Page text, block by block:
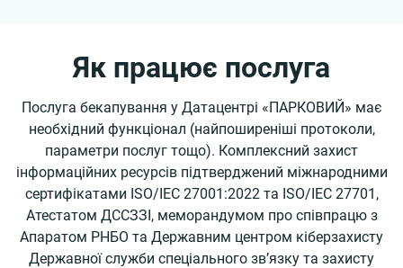
Як працює послуга
Послуга бекапування у Датацентрі «ПАРКОВИЙ» має
необхідний функціонал (найпоширеніші протоколи,
параметри послуг тощо). Комплексний захист
інформаційних ресурсів підтверджений міжнародними
сертифікатами ISO/IЕС 27001:2022 та ISO/IЕС 27701,
Атестатом ДССЗЗІ, меморандумом про співпрацю з
Апаратом РНБО та Державним центром кіберзахисту
Державної служби спеціального зв’язку та захисту